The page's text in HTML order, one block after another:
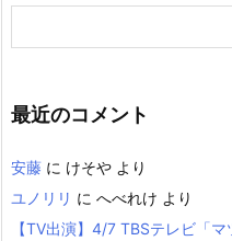
最近のコメント
安藤 に けそや より
ユノリリ に へべれけ より
【TV出演】4/7 TBSテレビ「マ